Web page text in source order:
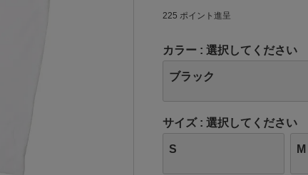
225 ポイント進呈
カラー 選択してください
ブラック
サイズ 選択してください
S M